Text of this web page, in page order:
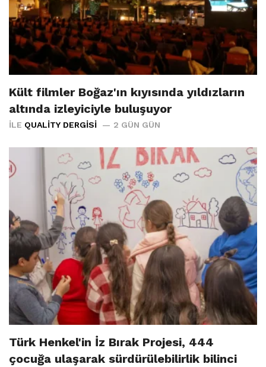
Kült filmler Boğaz'ın kıyısında yıldızların
altında izleyiciyle buluşuyor
İLE QUALITY DERGISI 2 GÜN GÜN
Türk Henkel'in İz Bırak Projesi, 444
çocuğa ulaşarak sürdürülebilirlik bilinci